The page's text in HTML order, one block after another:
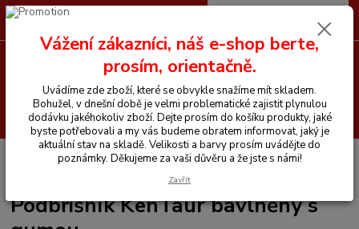
Hledat
+420 605 255 500 0 Kč
Vše pro koně Podbříšníky
Podbřišník KenTaur bavlněný s
Podbřišník KenTaur bavlněný s
Vážení zákazníci, náš e-shop berte,
prosím, orientačně.
Uvádíme zde zboží, které se obvykle snažíme mít skladem.
Bohužel, v dnešní době je velmi problematické zajistit plynulou
dodávku jakéhokoliv zboží. Dejte prosím do košíku produkty, jaké
byste potřebovali a my vás budeme obratem informovat, jaký je
aktuální stav na skladě. Velikosti a barvy prosím uvádějte do
poznámky. Děkujeme za vaši důvěru a že jste s námi!
Zavřít